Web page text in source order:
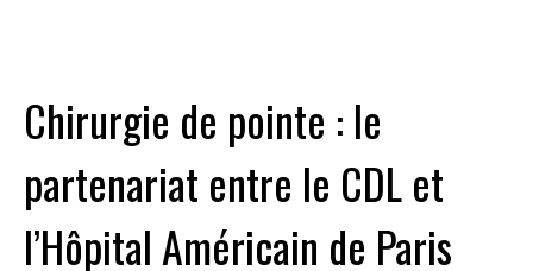
Chirurgie de pointe : le
partenariat entre le CDL et
l’Hôpital Américain de Paris